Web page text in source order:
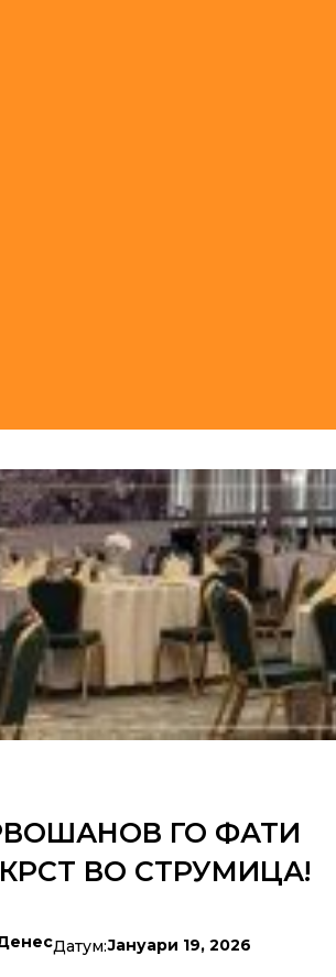
ГО ФАТИ
ВО СТРУМИЦА!
Датум:Јануари 19, 2026